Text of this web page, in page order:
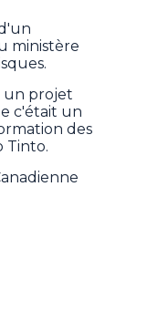
ministère
un projet
c'était un
des
Tinto.